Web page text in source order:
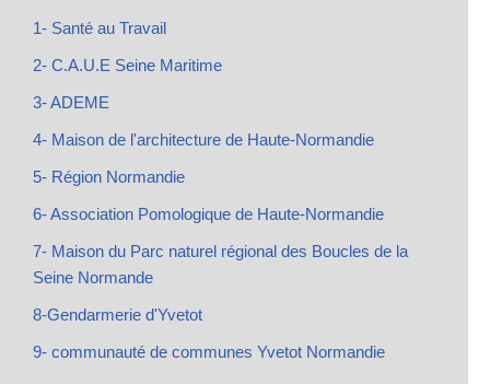
1- Santé au Travail
2- C.A.U.E Seine Maritime
3- ADEME
4- Maison de l'architecture de Haute-Normandie
5- Région Normandie
6- Association Pomologique de Haute-Normandie
7- Maison du Parc naturel régional des Boucles de la
Seine Normande
8-Gendarmerie d'Yvetot
9- communauté de communes Yvetot Normandie